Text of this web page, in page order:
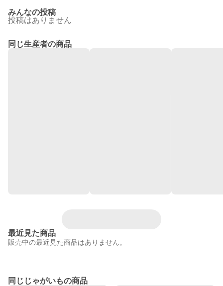
みんなの投稿
投稿はありません
同じ生産者の商品
最近見た商品
販売中の最近見た商品はありません。
同じじゃがいもの商品